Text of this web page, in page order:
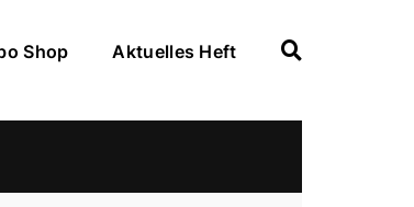
Shop Aktuelles Heft